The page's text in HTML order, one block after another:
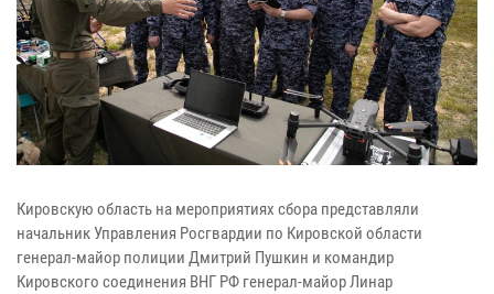
Кировскую область на мероприятиях сбора представляли
начальник Управления Росгвардии по Кировской области
генерал-майор полиции Дмитрий Пушкин и командир
Кировского соединения ВНГ РФ генерал-майор Линар